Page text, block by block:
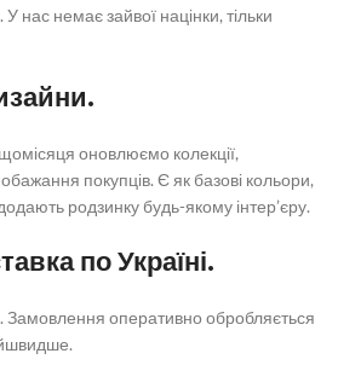
нас немає зайвої націнки, тільки
оновлюємо колекції,
покупців. Є як базові кольори,
додають родзинку будь-якому інтер’єру.
по Україні.
оперативно обробляється